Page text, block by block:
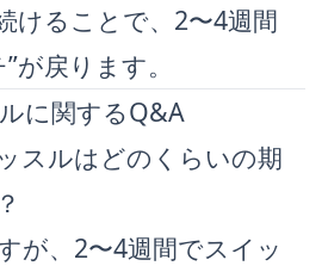
けることで、2〜4週間
が戻ります。
に関するQ&A
スルはどのくらいの期
が、2〜4週間でスイッ